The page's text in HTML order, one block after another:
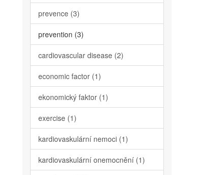
prevence (3)
prevention (3)
cardiovascular disease (2)
economic factor (1)
ekonomický faktor (1)
exercise (1)
kardiovaskulární nemoci (1)
kardiovaskulární onemocnění (1)